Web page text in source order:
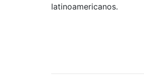
latinoamericanos.